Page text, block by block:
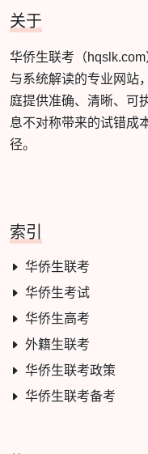
关于
华侨生联考（
与系统解读的专业网站
庭提供准确、清晰、可
息不对称带来的试错成
径。
索引
华侨生联考
华侨生考试
华侨生高考
外籍生联考
华侨生联考政策
华侨生联考备考